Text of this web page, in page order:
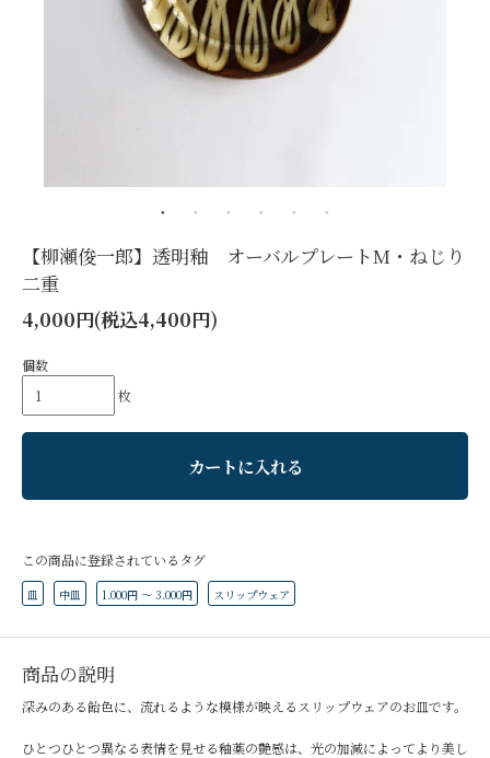
【柳瀬俊一郎】透明釉 オーバルプレートM・ねじり
二重
4,000円(税込4,400円)
個数
枚
カートに入れる
この商品に登録されているタグ
皿 中皿 1.000円 ～ 3.000円 スリップウェア
商品の説明
深みのある飴色に、流れるような模様が映えるスリップウェアのお皿です。
ひとつひとつ異なる表情を見せる釉薬の艶感は、光の加減によってより美し